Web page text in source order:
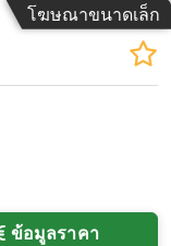
โฆษณาขนาดเล็ก
ข้อมูลราคา